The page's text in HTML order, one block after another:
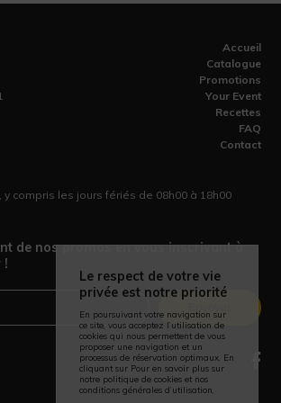
Accueil
Catalogue
Promotions
Your Event
Recettes
FAQ
Contact
y compris les jours fériés de 08h00 à 18h00
de nos promos en vous inscrivant à
!
Le respect de votre vie
privée est notre priorité
En poursuivant votre navigation sur
ce site, vous acceptez l’utilisation de
cookies qui nous permettent de vous
proposer une navigation et un
processus de réservation optimaux. En
cliquant sur Pour en savoir plus sur
notre politique de cookies et nos
conditions générales d’utilisation,